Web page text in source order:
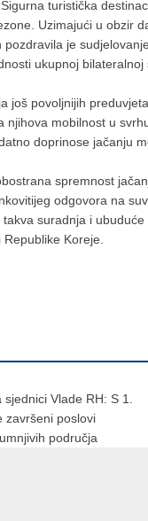
turistička
Uzimajući u obzir
je
ukupnoj
još povoljnijih
njihova mobilnost u
doprinose jačanju
spremnost
odgovora na
suradnja i
Koreje.
Vlade RH: S 1.
završeni poslovi
područja